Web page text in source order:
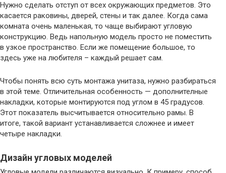
Нужно сделать отступ от всех окружающих предметов. Это
касается раковины, дверей, стены и так далее. Когда сама
комната очень маленькая, то чаще выбирают угловую
конструкцию. Ведь напольную модель просто не поместить
в узкое пространство. Если же помещение большое, то
здесь уже на любителя – каждый решает сам.
Чтобы понять всю суть монтажа унитаза, нужно разбираться
в этой теме. Отличительная особенность — дополнителные
накладки, которые монтируются под углом в 45 градусов.
Этот показатель высчитывается относительно рамы. В
итоге, такой вариант устанавливается сложнее и имеет
четыре накладки.
Дизайн угловых моделей